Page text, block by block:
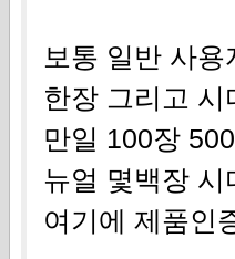
보통 일반 사
한장 그리고
만일 100장
뉴얼 몇백장
여기에 제품인